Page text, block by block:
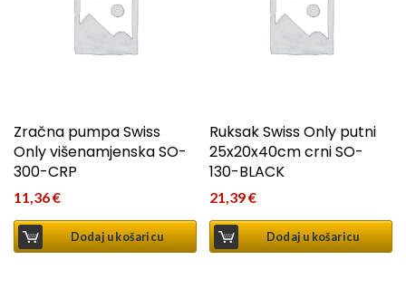
Zračna pumpa Swiss
Only višenamjenska SO-
300-CRP
11,36€
Dodaj u košaricu
Ruksak Swiss Only putni
25x20x40cm crni SO-
130-BLACK
21,39€
Dodaj u košaricu